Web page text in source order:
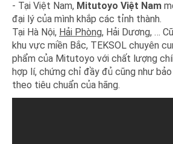
- Tại Việt Nam, Mitutoyo Việt Nam
đại lý của mình khắp các tỉnh thành.
Tại Hà Nội, Hải Phòng, Hải Dương, …
khu vực miền Bắc, TEKSOL chuyên
phẩm của Mitutoyo với chất lượng
hợp lí, chứng chỉ đầy đủ cũng như
theo tiêu chuẩn của hãng.